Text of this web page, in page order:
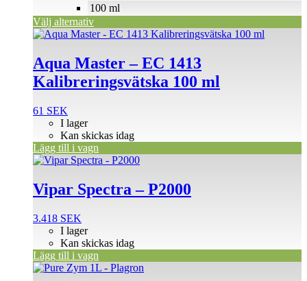
100 ml
Välj alternativ
på
produktsidan
Aqua Master – EC 1413
Kalibreringsvätska 100 ml
61 SEK
I lager
Kan skickas idag
Lägg till i vagn
Vipar Spectra – P2000
3.418 SEK
I lager
Kan skickas idag
Lägg till i vagn